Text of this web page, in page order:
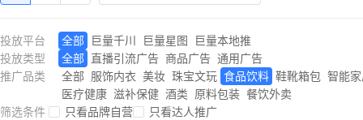
投放平台 全部 巨量千川 巨量星图 巨量本地推
投放类型
全部 直播引流广告 商品广告 通用广告
推广品类
全部 服饰内衣 美妆 珠宝文玩 食品饮料 鞋靴箱包 智能
医疗健康 滋补保健 酒类 原料包装 餐饮外卖
筛选条件
只看品牌自营 只看达人推广